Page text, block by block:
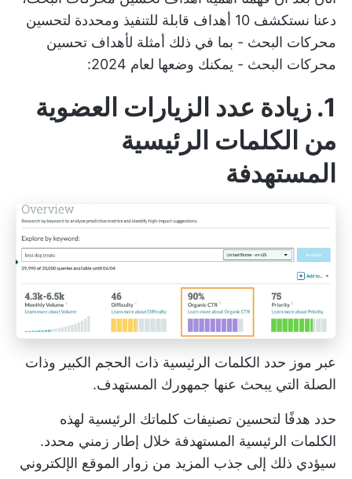
دعنا نستكشف 10 أهداف قابلة للتنفيذ ومحددة لتحسين
محركات البحث - بما في ذلك أمثلة لأهداف تحسين
محركات البحث - يمكنك وضعها لعام 2024:
1. زيادة عدد الزيارات العضوية
من الكلمات الرئيسية
المستهدفة
عبر موز حدد الكلمات الرئيسية ذات الحجم الكبير وذات
الصلة التي يبحث عنها جمهورك المستهدف.
حدد هدفًا لتحسين تصنيفات كلماتك الرئيسية لهذه
الكلمات الرئيسية المستهدفة خلال إطار زمني محدد.
سيؤدي ذلك إلى جذب المزيد من زوار الموقع الإلكتروني